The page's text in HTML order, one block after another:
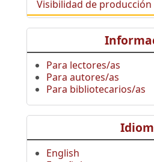
Visibilidad de producción
Para lectores/as
Para autores/as
Para bibliotecarios/as
English